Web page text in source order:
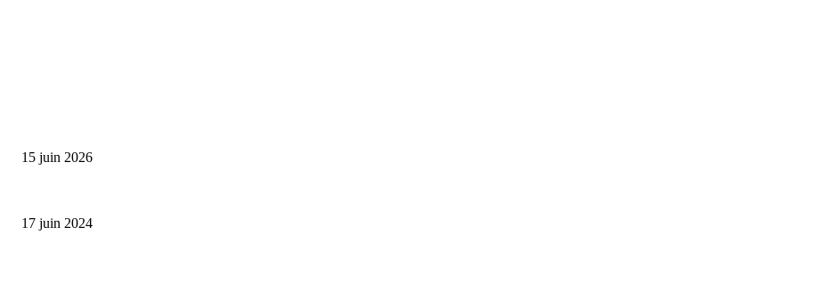
15 juin 2026
17 juin 2024